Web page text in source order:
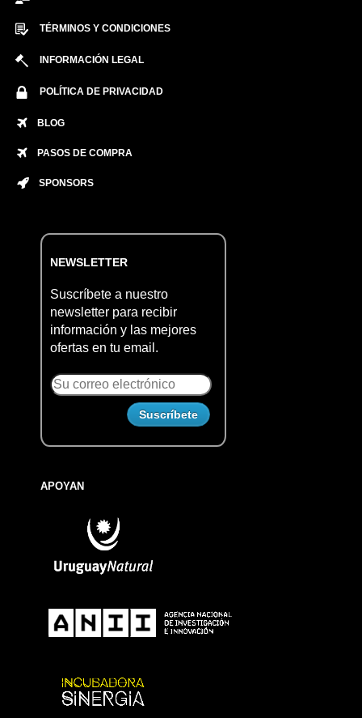
TÉRMINOS Y CONDICIONES
INFORMACIÓN LEGAL
POLÍTICA DE PRIVACIDAD
BLOG
PASOS DE COMPRA
SPONSORS
NEWSLETTER
Suscríbete a nuestro
newsletter para recibir
información y las mejores
ofertas en tu email.
APOYAN